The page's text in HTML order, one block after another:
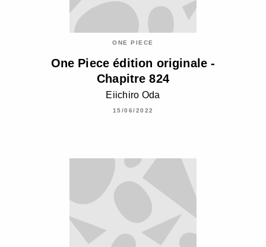
ONE PIECE
One Piece édition originale -
Chapitre 824
Eiichiro Oda
15/06/2022